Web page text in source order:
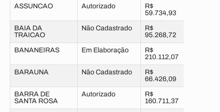
ASSUNCAO Autorizado
R$
59.734,93
BAIA DA
TRAICAO
Não Cadastrado
R$
95.268,72
BANANEIRAS Em Elaboração
R$
210.112,07
BARAUNA Não Cadastrado
R$
66.426,09
BARRA DE
SANTA ROSA
Autorizado
R$
160.711,37